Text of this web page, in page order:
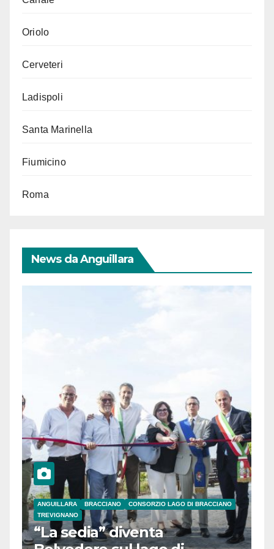
Oriolo
Cerveteri
Ladispoli
Santa Marinella
Fiumicino
Roma
News da Anguillara
ANGUILLARA BRACCIANO
CONSORZIO LAGO DI BRACCIANO
TREVIGNANO
“La sedia” diventa